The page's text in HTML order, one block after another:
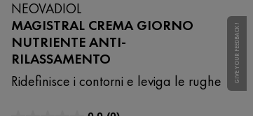
NEOVADIOL
MAGISTRAL CREMA GIORNO
NUTRIENTE ANTI-
RILASSAMENTO
Ridefinisce i contorni e leviga le rughe
GIVE YOUR FEEDBACK !